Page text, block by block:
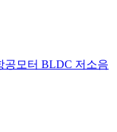
공모터 BLDC 저소음